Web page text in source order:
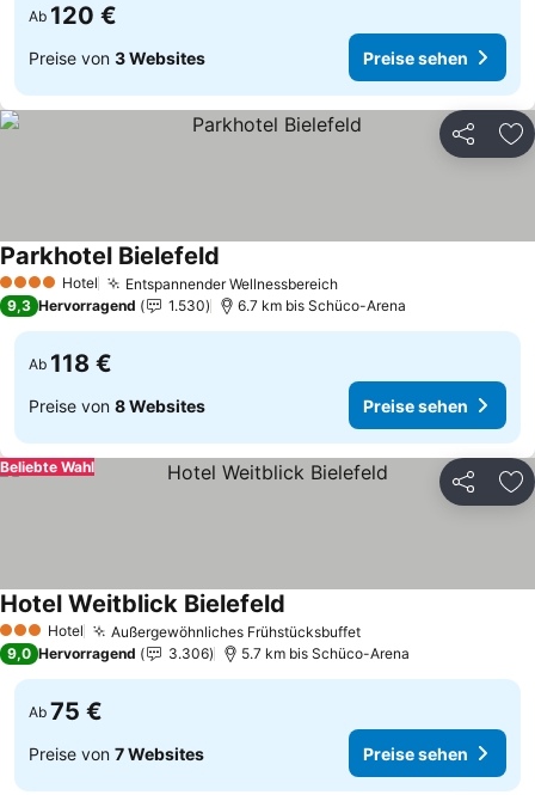
Ab 120 €
Preise von 3 Websites Preise sehen
Teilen
4 Sterne Hotel Entspannender Wellnessbereich
Parkhotel Bielefeld
9,3 Hervorragend 1.530 6.7 km bis Schüco-Arena
Ab 118 €
Preise von 8 Websites Preise sehen
Teilen
Beliebte Wahl
3 SterneHotel Außergewöhnliches Frühstücksbuffet
Hotel Weitblick Bielefeld
9,0 Hervorragend 3.306 5.7 km bis Schüco-Arena
Ab 75 €
Preise von 7 Websites Preise sehen